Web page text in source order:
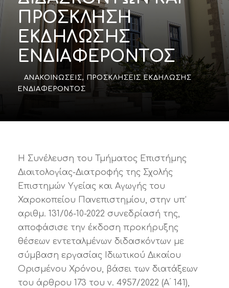
ΠΡΟΣΚΛΗΣΗ
ΕΚΔΗΛΩΣΗΣ
ΕΝΔΙΑΦΕΡΟΝΤΟΣ
ΑΝΑΚΟΙΝΏΣΕΙΣ,
ΠΡΟΣΚΛΉΣΕΙΣ ΕΚΔΉΛΩΣΗΣ
ΕΝΔΙΑΦΈΡΟΝΤΟΣ
Η Συνέλευση του Τμήματος Επιστήμης
Διαιτολογίας-Διατροφής της Σχολής
Επιστημών Υγείας και Αγωγής του
Χαροκοπείου Πανεπιστημίου, στην υπ’
αριθμ. 131/06-10-2022 συνεδρίασή της,
αποφάσισε την έκδοση προκήρυξης
θέσεων εντεταλμένων διδασκόντων με
σύμβαση εργασίας Ιδιωτικού Δικαίου
Ορισμένου Χρόνου, βάσει των διατάξεων
του άρθρου 173 του ν. 4957/2022 (Α ́ 141),